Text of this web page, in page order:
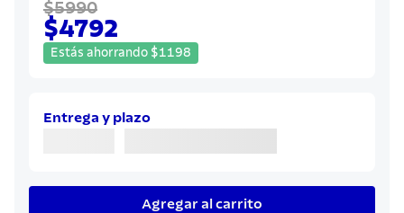
$5990
$4792
Estás ahorrando $1198
Entrega y plazo
Agregar al carrito